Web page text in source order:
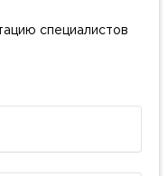
специалистов